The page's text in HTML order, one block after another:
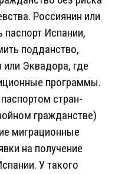
Россиянин или
Испании,
подданство,
или Эквадора, где
программы.
стран-
гражданстве)
миграционные
на получение
У такого